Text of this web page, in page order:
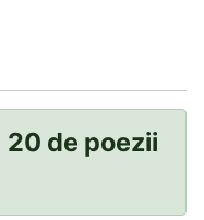
20 de poezii